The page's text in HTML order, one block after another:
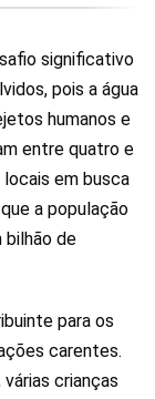
significativo
pois a água
humanos e
entre quatro e
em busca
a população
bilhão de
para os
carentes.
crianças